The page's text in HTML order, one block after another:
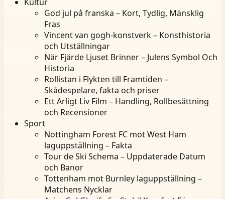
God jul på franska – Kort, Tydlig, Mänsklig
Fras
Vincent van gogh-konstverk – Konsthistoria
och Utställningar
När Fjärde Ljuset Brinner – Julens Symbol Och
Historia
Rollistan i Flykten till Framtiden –
Skådespelare, fakta och priser
Ett Ärligt Liv Film – Handling, Rollbesättning
och Recensioner
Sport
Nottingham Forest FC mot West Ham
laguppställning – Fakta
Tour de Ski Schema – Uppdaterade Datum
och Banor
Tottenham mot Burnley laguppställning –
Matchens Nycklar